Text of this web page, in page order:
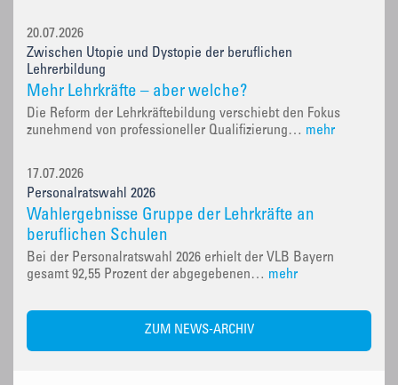
20.07.2026
Zwischen Utopie und Dystopie der beruflichen
Lehrerbildung
Mehr Lehrkräfte – aber welche?
Die Reform der Lehrkräftebildung verschiebt den Fokus
zunehmend von professioneller Qualifizierung… mehr
17.07.2026
Personalratswahl 2026
Wahlergebnisse Gruppe der Lehrkräfte an
beruflichen Schulen
Bei der Personalratswahl 2026 erhielt der VLB Bayern
gesamt 92,55 Prozent der abgegebenen… mehr
ZUM NEWS-ARCHIV